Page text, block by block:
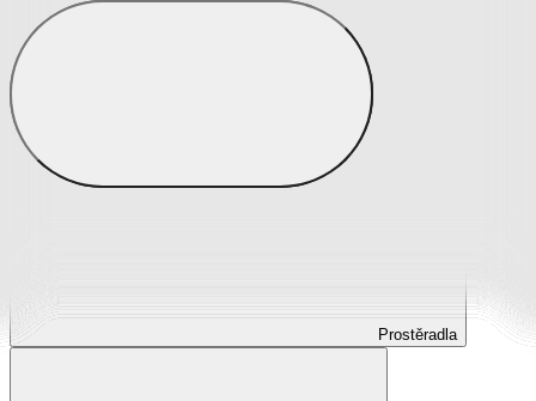
Prostěradla
Prostěradla